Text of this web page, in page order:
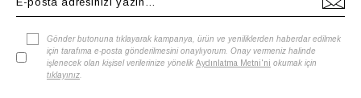
Gönder butonuna tıklayarak kampanya, ürün ve yeniliklerden haberdar edilmek
için tarafıma e-posta gönderilmesini onaylıyorum. Onay vermeniz halinde
işlenecek olan kişisel verilerinize yönelik Aydınlatma Metni'ni okumak için
tıklayınız